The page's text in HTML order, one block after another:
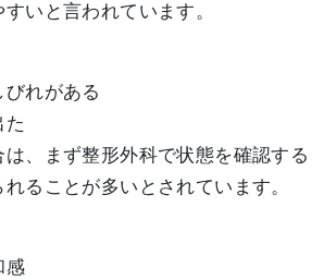
いと言われています。
びれがある
た
は、まず整形外科で状態を確認する
ることが多いとされています。
感